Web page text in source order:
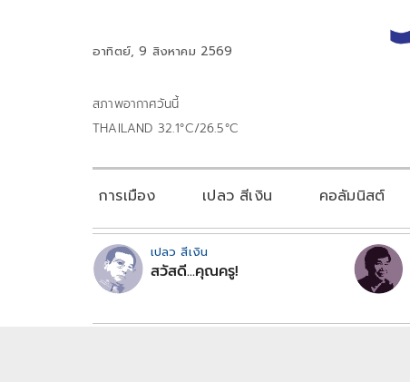
อาทิตย์, 9 สิงหาคม 2569
สภาพอากาศวันนี้
THAILAND 32.1°C/26.5°C
การเมือง เปลว สีเงิน คอลัมนิสต์
เปลว สีเงิน
สวัสดี...คุณครู!